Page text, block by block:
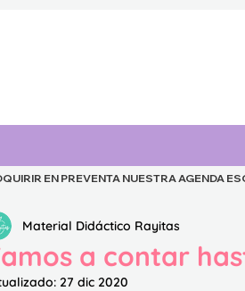
ADQUIRIR EN PREVENTA NUESTRA AGENDA
a contar
Material Didáctico Rayitas
27 dic 2020